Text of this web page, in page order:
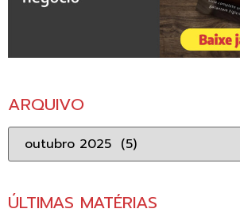
ARQUIVO
Arquivo
ÚLTIMAS MATÉRIAS